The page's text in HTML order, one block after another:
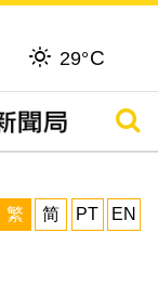
29°C
搜尋
繁
简 PT EN